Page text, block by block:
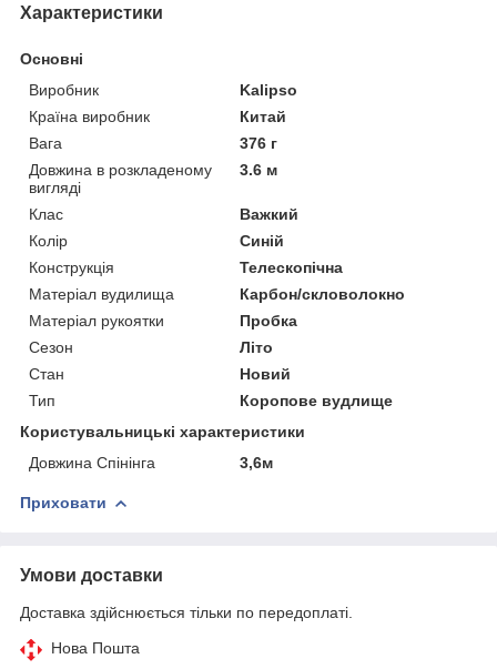
Характеристики
Основні
Виробник
Kalipso
Країна виробник
Китай
Вага
376 г
Довжина в розкладеному
вигляді
3.6 м
Клас
Важкий
Колір
Синій
Конструкція
Телескопічна
Матеріал вудилища
Карбон/скловолокно
Матеріал рукоятки
Пробка
Сезон
Літо
Стан
Новий
Тип
Коропове вудлище
Користувальницькі характеристики
Довжина Спінінга
3,6м
Приховати
Умови доставки
Доставка здійснюється тільки по передоплаті.
Нова Пошта